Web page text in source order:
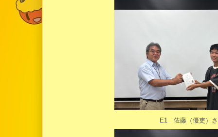
E1 佐藤（優吏）